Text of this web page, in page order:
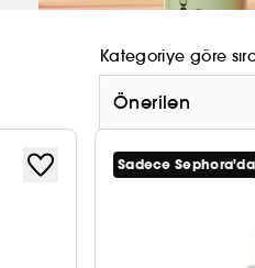
Kategoriye göre
Önerilen
Sadece Sephora'da